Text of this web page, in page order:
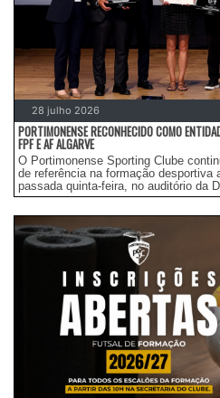
28 julho 2026
PORTIMONENSE RECONHECIDO COMO
FPF E AF ALGARVE
O Portimonense Sporting Clube
de referência na formação desportiva
passada quinta-feira, no auditório da
Federação Portuguesa de Futebol
trabalho desenvolvido no nosso
certificações de excelência: